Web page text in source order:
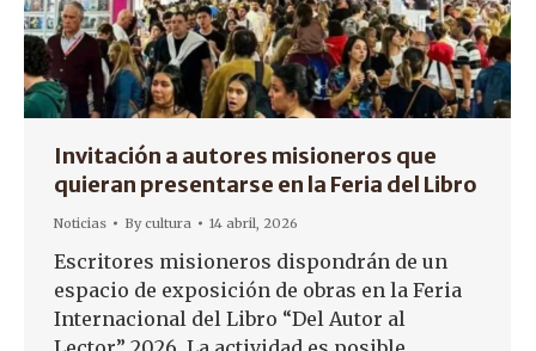
Invitación a autores misioneros que
quieran presentarse en la Feria del Libro
Noticias Bycultura 14 abril, 2026
Escritores misioneros dispondrán de un
espacio de exposición de obras en la Feria
Internacional del Libro “Del Autor al